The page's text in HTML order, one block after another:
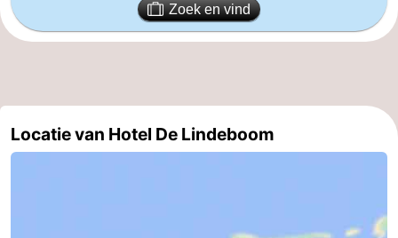
Speeltuinen
-
Sporten
Zoek en vind
Locatie van Hotel De Lindeboom